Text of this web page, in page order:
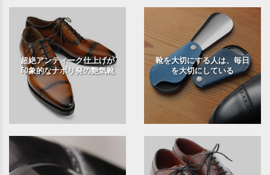
超絶アンティーク仕上げが
印象的なナポリ発の艶気靴
靴を大切にする人は、毎日
を大切にしている